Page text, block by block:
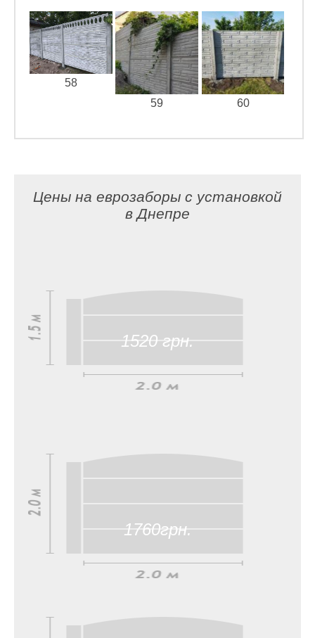
58
59
60
Цены на еврозаборы с установкой
в Днепре
1520 грн.
1760грн.